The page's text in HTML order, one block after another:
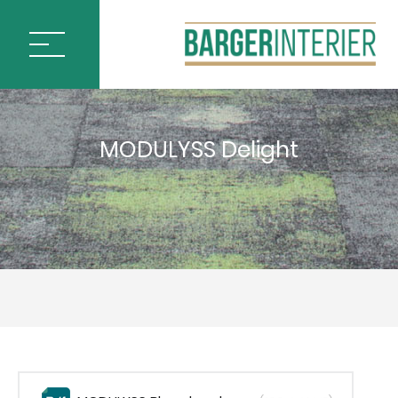
ÚVOD
PODLAHOVÉ KRYTINY
BLOQ CARPET TILES
IVC by Mohawk
MILLIKEN CARPET TILES
MODULYSS Delight